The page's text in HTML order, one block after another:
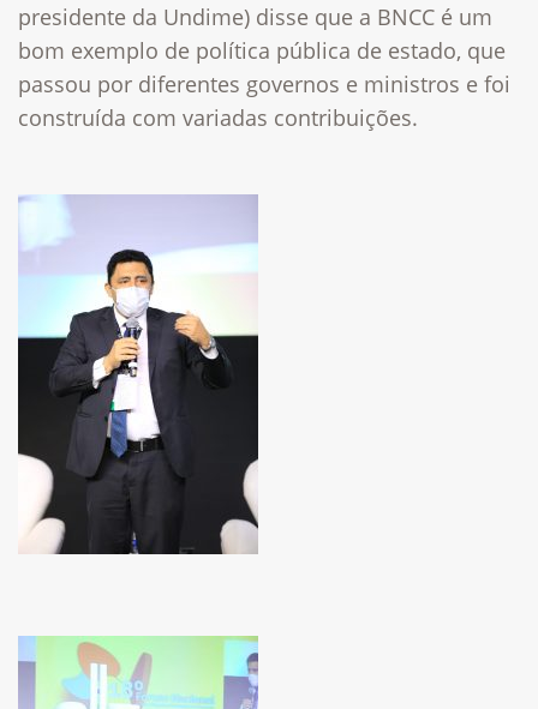
presidente da Undime) disse que a BNCC é um
bom exemplo de política pública de estado, que
passou por diferentes governos e ministros e foi
construída com variadas contribuições.